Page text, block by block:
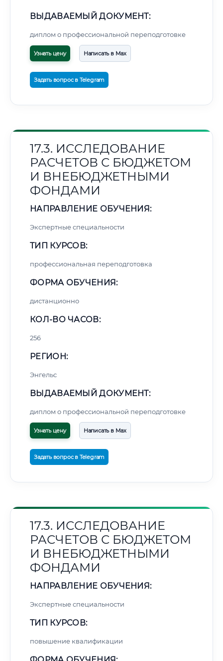
ВЫДАВАЕМЫЙ ДОКУМЕНТ:
диплом о профессиональной переподготовке
Узнать цену Написать в Max
Задать вопрос в Telegram
17.3. ИССЛЕДОВАНИЕ
РАСЧЕТОВ С БЮДЖЕТОМ
И ВНЕБЮДЖЕТНЫМИ
ФОНДАМИ
НАПРАВЛЕНИЕ ОБУЧЕНИЯ:
Экспертные специальности
ТИП КУРСОВ:
профессиональная переподготовка
ФОРМА ОБУЧЕНИЯ:
дистанционно
КОЛ-ВО ЧАСОВ:
256
РЕГИОН:
Энгельс
ВЫДАВАЕМЫЙ ДОКУМЕНТ:
диплом о профессиональной переподготовке
Узнать цену Написать в Max
Задать вопрос в Telegram
17.3. ИССЛЕДОВАНИЕ
РАСЧЕТОВ С БЮДЖЕТОМ
И ВНЕБЮДЖЕТНЫМИ
ФОНДАМИ
НАПРАВЛЕНИЕ ОБУЧЕНИЯ:
Экспертные специальности
ТИП КУРСОВ:
повышение квалификации